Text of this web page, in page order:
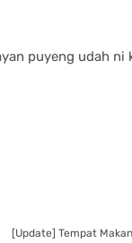
puyeng udah ni
[Update] Tempat